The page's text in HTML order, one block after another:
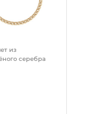
из
серебра